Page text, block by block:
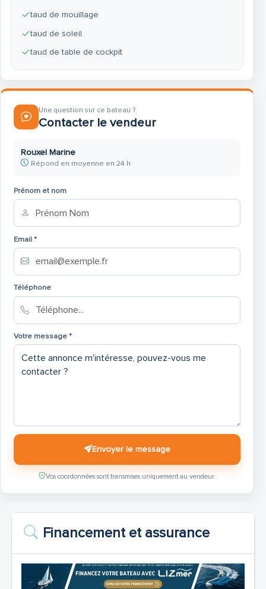
taud de mouillage
taud de soleil
taud de table de cockpit
Une question sur ce bateau ?
Contacter le vendeur
Rouxel Marine
Répond en moyenne en 24 h
Prénom et nom
Email *
Téléphone
Votre message *
Envoyer le message
Vos coordonnées sont transmises uniquement au vendeur.
Financement et assurance